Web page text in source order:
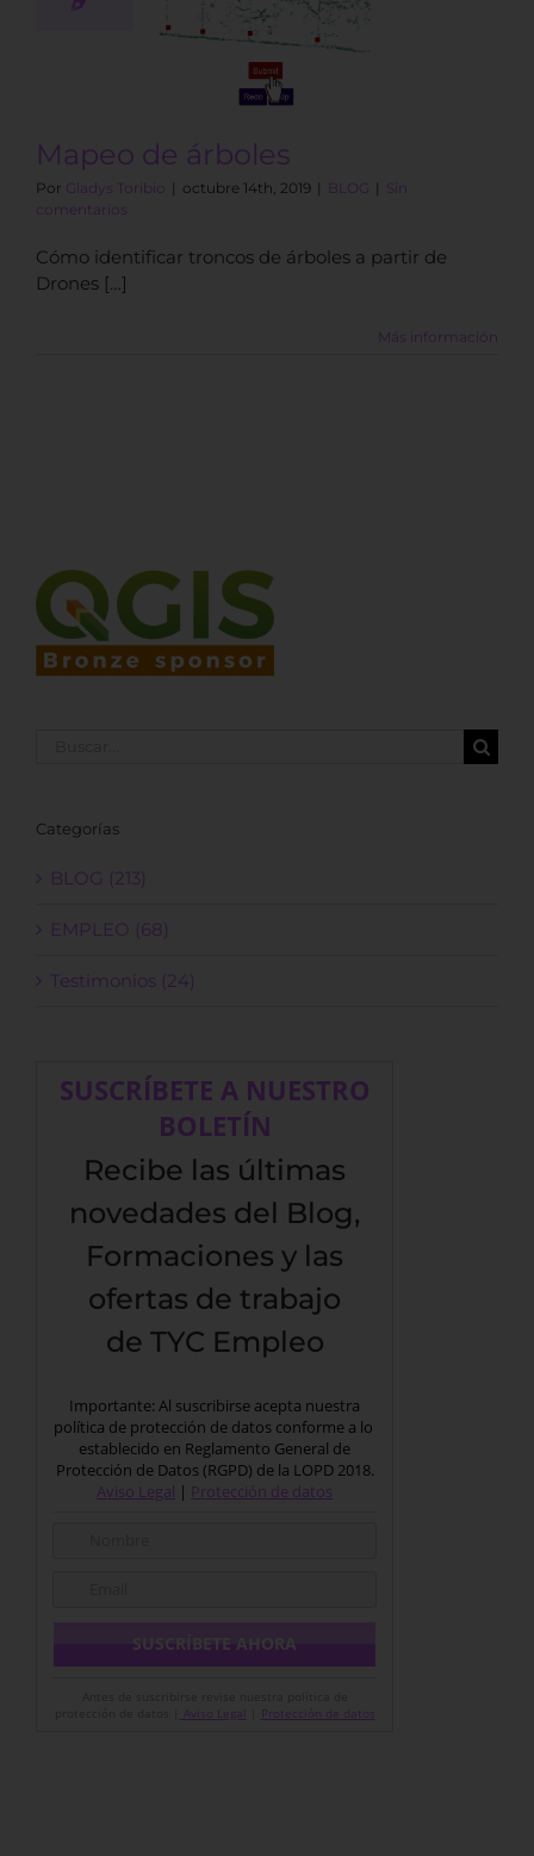
de árboles
Mapeo de árboles
Por Gladys Toribio | octubre 14th, 2019 | BLOG | Sin
comentarios
Cómo identificar troncos de árboles a partir de
Drones […]
Más información
Categorías
BLOG (213)
EMPLEO (68)
Testimonios (24)
SUSCRÍBETE A NUESTRO
BOLETÍN
Recibe las últimas
novedades del Blog,
Formaciones y las
ofertas de trabajo
de TYC Empleo
Importante: Al suscribirse acepta nuestra
política de protección de datos conforme a lo
establecido en Reglamento General de
Protección de Datos (RGPD) de la LOPD 2018.
Aviso Legal | Protección de datos
Aviso Legal Protección de datos